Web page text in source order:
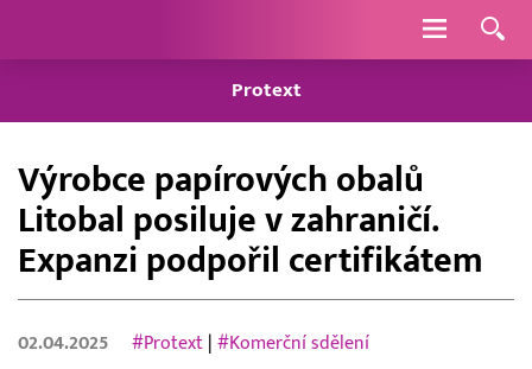
Navigace
Protext
Výrobce papírových obalů
Litobal posiluje v zahraničí.
Expanzi podpořil certifikátem
02.04.2025 #Protext |#Komerční sdělení